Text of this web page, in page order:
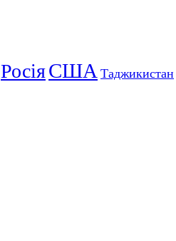
РосіяСША Таджикистан